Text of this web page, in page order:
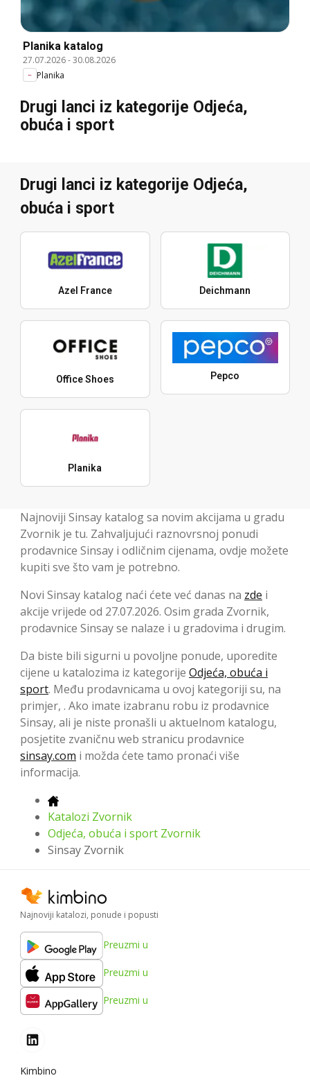
Planika katalog
27.07.2026-30.08.2026
Planika
Drugi lanci iz kategorije Odjeća,
obuća i sport
Drugi lanci iz kategorije Odjeća,
obuća i sport
Azel France Deichmann
Office Shoes Pepco
Planika
Najnoviji Sinsay katalog sa novim akcijama u gradu
Zvornik je tu. Zahvaljujući raznovrsnoj ponudi
prodavnice Sinsay i odličnim cijenama, ovdje možete
kupiti sve što vam je potrebno.
Novi Sinsay katalog naći ćete već danas na zde i
akcije vrijede od 27.07.2026. Osim grada Zvornik,
prodavnice Sinsay se nalaze i u gradovima i drugim.
Da biste bili sigurni u povoljne ponude, uporedite
cijene u katalozima iz kategorije Odjeća, obuća i
sport. Među prodavnicama u ovoj kategoriji su, na
primjer, . Ako imate izabranu robu iz prodavnice
Sinsay, ali je niste pronašli u aktuelnom katalogu,
posjetite zvaničnu web stranicu prodavnice
sinsay.com i možda ćete tamo pronaći više
informacija.
Katalozi Zvornik
Odjeća, obuća i sport Zvornik
Sinsay Zvornik
Najnoviji katalozi, ponude i popusti
Preuzmi u
Preuzmi u
Preuzmi u
Kimbino